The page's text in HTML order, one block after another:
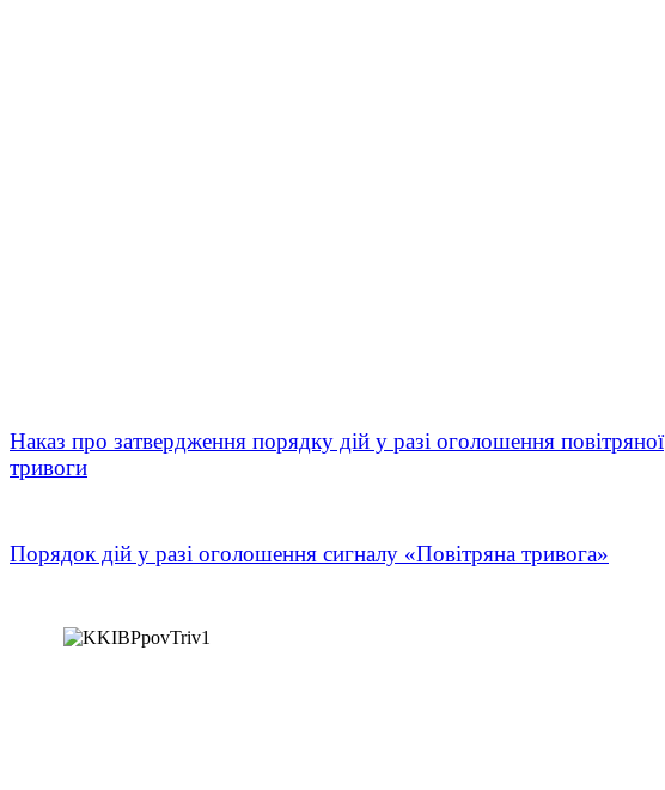
Наказ про затвердження порядку дій у разі оголошення повітряної
тривоги
Порядок дій у разі оголошення сигналу «Повітряна тривога»